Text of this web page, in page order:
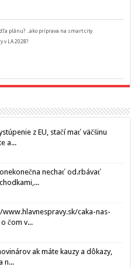
plánu? ..ako príprava na smart city
v LA 2028?
z EU, stačí mať väčšinu
a...
nechať od.rbávať
caka-nas-
čom v...
ak máte kauzy a dôkazy,
n...